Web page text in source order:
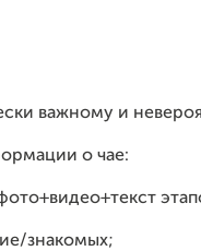
важному и
о чае:
знакомых;